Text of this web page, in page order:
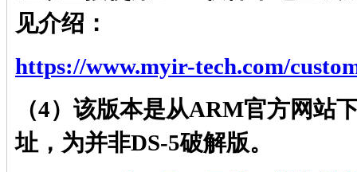
见介绍：
https://www.myir-tech.com/
（4）该版本是从ARM官方网站
址，为并非DS-5破解版。